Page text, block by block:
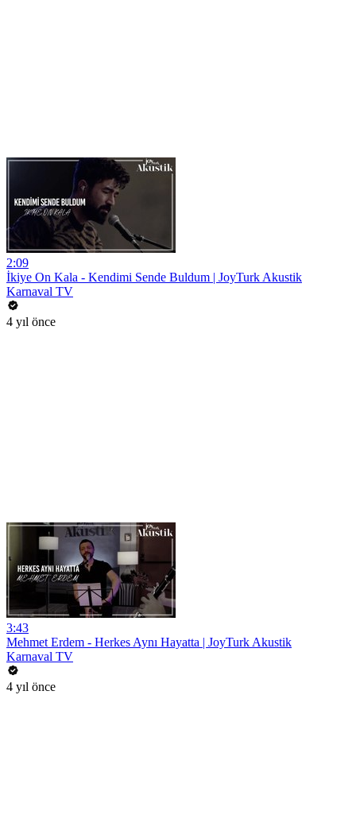
2:09
İkiye On Kala - Kendimi Sende Buldum | JoyTurk Akustik
Karnaval TV
4 yıl önce
3:43
Mehmet Erdem - Herkes Aynı Hayatta | JoyTurk Akustik
Karnaval TV
4 yıl önce